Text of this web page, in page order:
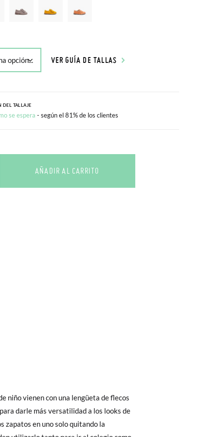
VER GUÍA DE TALLAS
DEL TALLAJE
se espera - según el 81% de los clientes
AÑADIR AL CARRITO
niño vienen con una lengüeta de flecos
darle más versatilidad a los looks de
zapatos en uno solo quitando la
son GRATIS y puedes realizarlos
acelerar el envío, puedes por muy
não com a solaexterior.